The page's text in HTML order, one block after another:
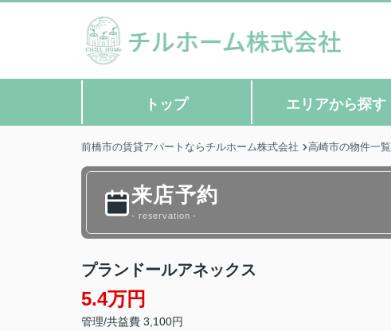
トップ エリアから探す
前橋市の賃貸アパートならチルホーム株式会社 高崎市の物件一覧
来店予約
- reservation -
プランドールアネックス
5.4万円
管理/共益費 3,100円